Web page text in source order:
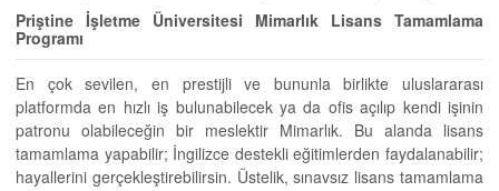
Priştine İşletme Üniversitesi Mimarlık Lisans Tamamlama
Programı
En çok sevilen, en prestijli ve bununla birlikte uluslararası
platformda en hızlı iş bulunabilecek ya da ofis açılıp kendi işinin
patronu olabileceğin bir meslektir Mimarlık. Bu alanda lisans
tamamlama yapabilir; İngilizce destekli eğitimlerden faydalanabilir;
hayallerini gerçekleştirebilirsin. Üstelik, sınavsız lisans tamamlama